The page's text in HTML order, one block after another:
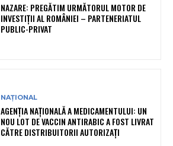
NAZARE: PREGĂTIM URMĂTORUL MOTOR DE
INVESTIȚII AL ROMÂNIEI – PARTENERIATUL
PUBLIC-PRIVAT
NAȚIONAL
AGENȚIA NAȚIONALĂ A MEDICAMENTULUI: UN
NOU LOT DE VACCIN ANTIRABIC A FOST LIVRAT
CĂTRE DISTRIBUITORII AUTORIZAȚI